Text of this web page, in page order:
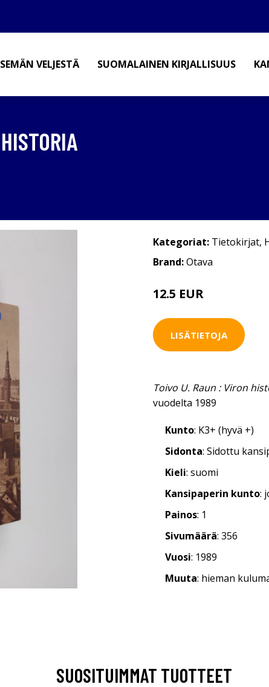
VELJESTÄ SUOMALAINEN KIRJALLISUUS
Kategoriat: Tietokirjat,
Brand:Otava
12.5 EUR
LISÄTIETOJA
Toivo U. Raun : Viron
vuodelta 1989
Kunto: K3+ (hyvä +)
Sidonta: Sidottu
Kieli: suomi
Kansipaperin kunto:
Painos: 1
Sivumäärä: 356
Vuosi: 1989
Muuta: hieman
SUOSITUIMMAT TUOTTEET